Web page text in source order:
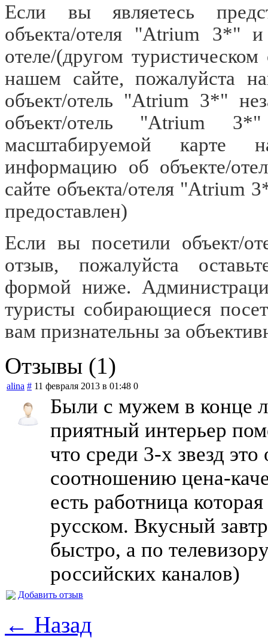
Если вы являетесь
объекта/отеля "Atrium 3*"
отеле/(другом
нашем сайте, пожалуйста
объект/отель "Atrium 3*"
объект/отель "Atrium
масштабируемой карте
информацию об объекте/
сайте объекта/отеля "Atrium
предоставлен)
Если вы посетили объект/
отзыв, пожалуйста
формой ниже.
туристы собирающиеся
вам признательны за
Отзывы (1)
alina # 11 февраля 2013 в 01:48 0
Были с мужем в конце
приятный интерьер
что среди 3-х звезд
соотношению цена-
есть работница
русском. Вкусный
быстро, а по
российских каналов)
Добавить отзыв
← Назад